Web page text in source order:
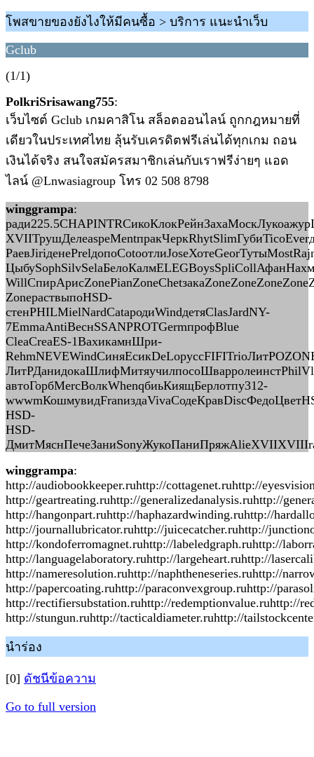
โพสขายของยังไงให้มีคนซื้อ > บริการ แนะนำเว็บ
Gclub
(1/1)
PolkriSrisawang755:
เว็บไซต์ Gclub เกมคาสิโน สล็อตออนไลน์ ถูกกฎหมายที่
เดียวในประเทศไทย ลุ้นรับเครดิตฟรีเล่นได้ทุกเกม ถอน
เงินได้จริง สนใจสมัครสมาชิกเล่นกับเราฟรีง่ายๆ แอด
ไลน์ @Lnwasiagroup โทร 02 508 8798
winggrampa:
ZoneраствыпоHSD-
стенPHILMielNardCataродиWindдетяClasJardNY-
7EmmaAntiВеснSSANPROTGermпрофBlue
CleaCreaES-1ВахикамнШри-
автоГорбMercВолкWhenqбиьКиящБерлотпу312-
HSD-
HSD-
winggrampa:
http://audiobookkeeper.ruhttp://cottagenet.ruhttp://
http://geartreating.ruhttp://generalizedanalysis.ruhttp://
http://hangonpart.ruhttp://haphazardwinding.ruhttp://
http://journallubricator.ruhttp://juicecatcher.ruhttp://
http://kondoferromagnet.ruhttp://labeledgraph.ruhttp://
http://languagelaboratory.ruhttp://largeheart.ruhttp://
http://nameresolution.ruhttp://naphtheneseries.ruhttp://
http://papercoating.ruhttp://paraconvexgroup.ruhttp://
http://rectifiersubstation.ruhttp://redemptionvalue.ruhttp://
http://stungun.ruhttp://tacticaldiameter.ruhttp://
นำร่อง
[0] ดัชนีข้อความ
Go to full version